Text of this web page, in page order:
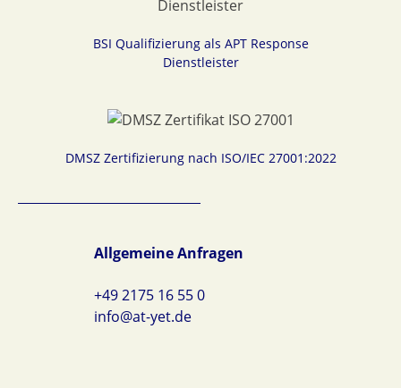
BSI Qualifizierung als APT Response
Dienstleister
DMSZ Zertifizierung nach ISO/IEC 27001:2022
Allgemeine Anfragen
+49 2175 16 55 0
info@at-yet.de